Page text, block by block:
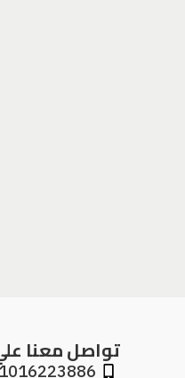
تواصل معنا